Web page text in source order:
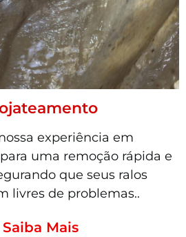
experiência em
uma remoção rápida e
que seus ralos
livres de problemas..
Saiba Mais